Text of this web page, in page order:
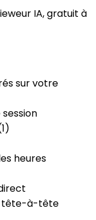
IA, gratuit à
sur votre
heures
tête-à-tête